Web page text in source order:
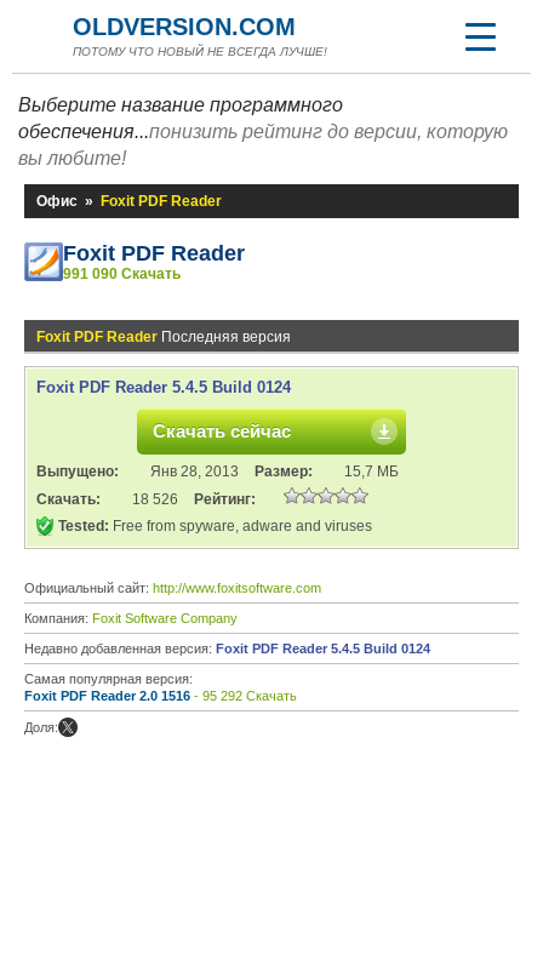
OLDVERSION.COM
ПОТОМУ ЧТО НОВЫЙ НЕ ВСЕГДА ЛУЧШЕ!
Выберите название программного
обеспечения...понизить рейтинг до версии, которую
вы любите!
Офис » Foxit PDF Reader
Foxit PDF Reader
991 090 Скачать
Foxit PDF Reader Последняя версия
Foxit PDF Reader 5.4.5 Build 0124
Скачать сейчас
Выпущено: Янв 28, 2013 Размер:
15,7 МБ
Скачать:
18 526
Рейтинг:
Tested: Free from spyware, adware and viruses
Официальный сайт: http://www.foxitsoftware.com
Компания: Foxit Software Company
Недавно добавленная версия: Foxit PDF Reader 5.4.5 Build 0124
Самая популярная версия:
Foxit PDF Reader 2.0 1516 - 95 292 Скачать
Доля: